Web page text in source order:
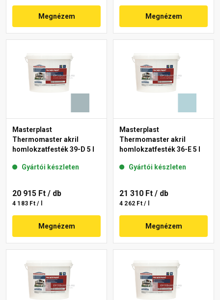
Megnézem Megnézem
Masterplast
Thermomaster akril
homlokzatfesték 39-D 5 l
Gyártói készleten
20 915 Ft / db
4 183 Ft / l
Megnézem
Masterplast
Thermomaster akril
homlokzatfesték 36-E 5 l
Gyártói készleten
21 310 Ft / db
4 262 Ft / l
Megnézem